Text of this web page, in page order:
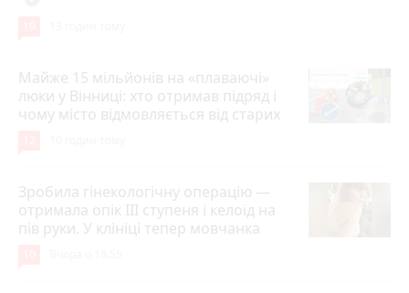
Майже 15 мільйонів на «плаваючі»
люки у Вінниці: хто отримав підряд і
чому місто відмовляється від старих
Зробила гінекологічну операцію —
отримала опік ІІІ ступеня і келоїд на
пів руки. У клініці тепер мовчанка